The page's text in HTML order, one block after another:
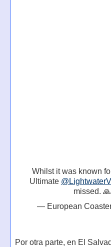
Whilst it was known
Ultimate @LightwaterV
missed. 🙏
— European
Por otra parte, en El